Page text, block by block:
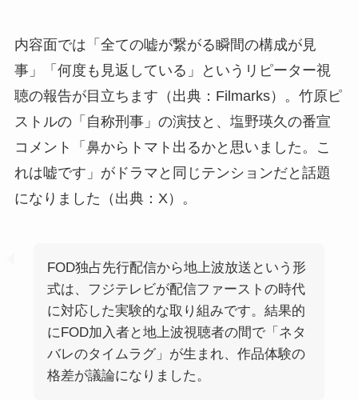
内容面では「全ての嘘が繋がる瞬間の構成が見
事」「何度も見返している」というリピーター視
聴の報告が目立ちます（出典：Filmarks）。竹原ピ
ストルの「自称刑事」の演技と、塩野瑛久の番宣
コメント「鼻からトマト出るかと思いました。こ
れは嘘です」がドラマと同じテンションだと話題
になりました（出典：X）。
FOD独占先行配信から地上波放送という形
式は、フジテレビが配信ファーストの時代
に対応した実験的な取り組みです。結果的
にFOD加入者と地上波視聴者の間で「ネタ
バレのタイムラグ」が生まれ、作品体験の
格差が議論になりました。